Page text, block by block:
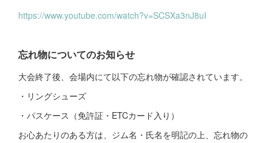
https://www.youtube.com/watch?v=SCSXa3nJ8uI
忘れ物についてのお知らせ
大会終了後、会場内にて以下の忘れ物が確認されています。
・リングシューズ
・パスケース（免許証・ETCカード入り）
お心あたりのある方は、ジム名・氏名を明記の上、忘れ物の